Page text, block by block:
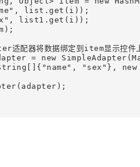
配器将数据绑定到item显示控件
= new